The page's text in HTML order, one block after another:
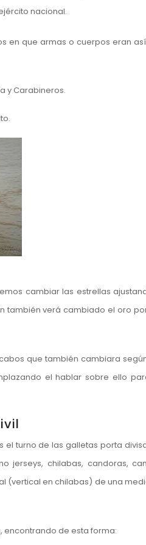
nacional.
en que armas o cuerpos eran
y Carabineros.
cambiar las estrellas
también verá cambiado el oro
que también cambiara
el hablar sobre ello
turno de las galletas porta
jerseys, chilabas, candoras,
en chilabas) de una
encontrando de esta forma: